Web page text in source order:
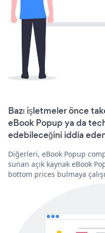
Bazı işletmeler önce
eBook Popup ya da
edebileceğini iddia
Diğerleri, eBook Popup
sunan açık kaynak eBook
bottom prices bulmaya